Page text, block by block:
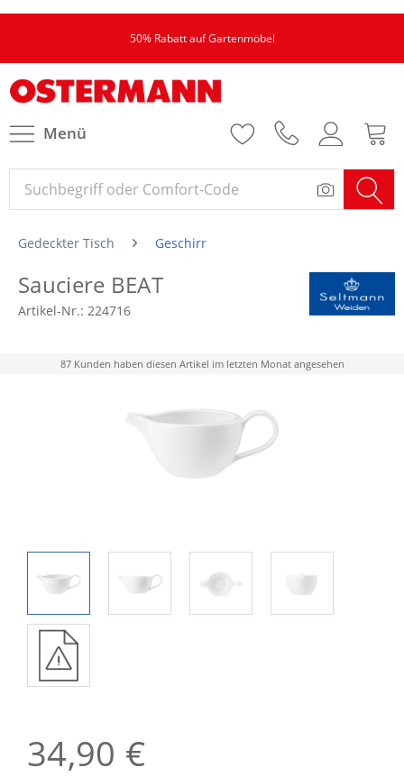
50% Rabatt auf Gartenmöbel
Menü
Gedeckter Tisch Geschirr
Sauciere BEAT
Artikel-Nr.: 224716
87 Kunden haben diesen Artikel im letzten Monat angesehen
34,90 €